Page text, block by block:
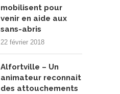
mobilisent pour
venir en aide aux
sans-abris
22 février 2018
Alfortville – Un
animateur reconnait
des attouchements